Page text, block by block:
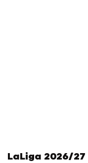
LaLiga 2026/27